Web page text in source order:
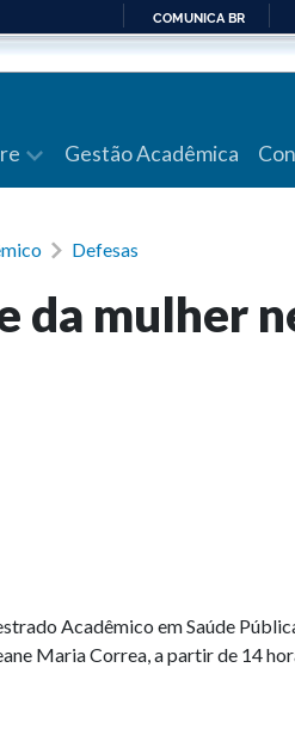
PARA
COMUNICA BR
Gestão Acadêmica
Defesas
da mulher
Acadêmico em Saúde
Maria Correa, a partir de 14